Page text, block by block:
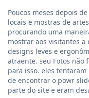
Poucos meses depois
locais e mostras de
procurando uma
mostrar aos visitantes
designs leves e
atraente. seu Fotos não
para isso. eles
de encontrar o powr
parte do site e eram